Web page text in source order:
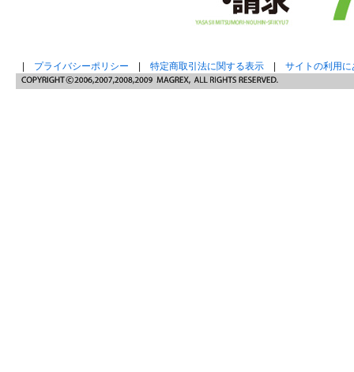
プライバシーポリシー 特定商取引法に関する表示 サイトの利用に